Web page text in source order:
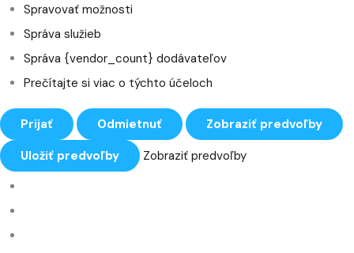
Spravovať možnosti
Správa služieb
Správa {vendor_count} dodávateľov
Prečítajte si viac o týchto účeloch
Prijať Odmietnuť
Zobraziť predvoľby
Uložiť predvoľby
Zobraziť predvoľby